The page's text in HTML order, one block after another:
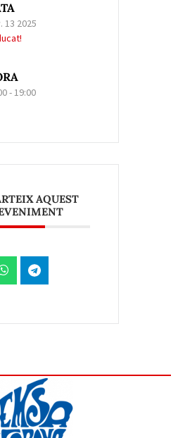
13 2025
- 19:00
AQUEST